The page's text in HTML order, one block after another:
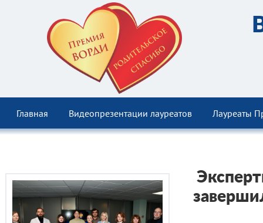
Главная Видеопрезентации лауреатов Лауреаты